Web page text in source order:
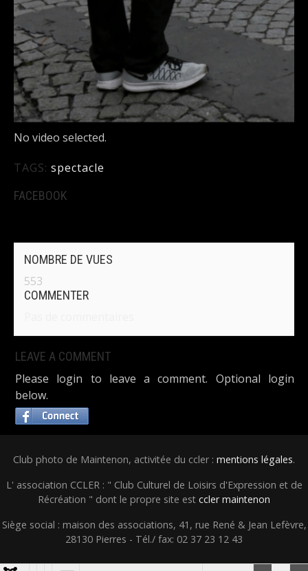
No video selected.
TAGS: spectacle
FACEBOOK
NOMBRE DE VUES
553
COMMENTER
LEAVE A COMMENT
Please login to leave a comment. Optional login
below.
Club photo de Maintenon, activitée du ccler : mentions légales.
L' association CCLER : " Club Culturel de Loisirs d'Expression et de
Récréation " dont le propre site est ccler maintenon
Siège social : maison des associations, 41, rue René & Jean Lefèvre,
28130 Pierres - Tél./ fax: 02 37 23 12 43